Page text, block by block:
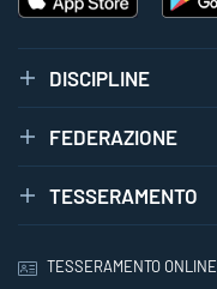
DISCIPLINE
FEDERAZIONE
TESSERAMENTO
TESSERAMENTO ONLINE